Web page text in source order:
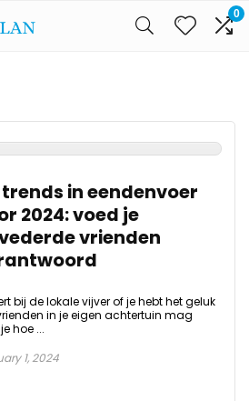
0
trends in eendenvoer
2024: voed je
vrienden
bij de lokale vijver of je hebt het geluk
in je eigen achtertuin mag
hoe ...
1, 2024